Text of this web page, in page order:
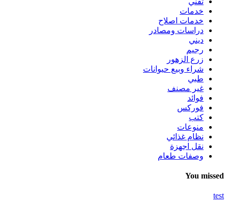
خدمات
خدمات اصلاح
دراسات ومصادر
ديني
رجيم
زرع الزهور
شراء وبيع حيوانات
طبي
غير مصنف
فوائد
فوركس
كتب
منوعات
نظام غذائي
نقل اجهزة
وصفات طعام
You missed
test